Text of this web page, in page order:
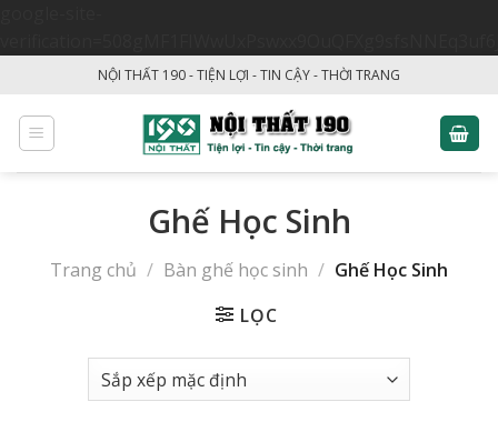
content
NỘI THẤT 190 - TIỆN LỢI - TIN CẬY - THỜI TRANG
Ghế Học Sinh
Trang chủ / Bàn ghế học sinh / Ghế Học Sinh
LỌC